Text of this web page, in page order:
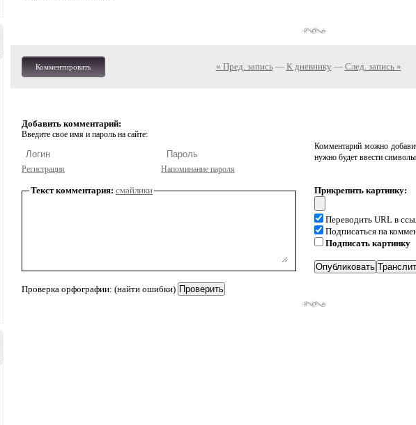
Комментировать « Пред. запись— К дневнику — След. запись »
Добавить комментарий:
Введите свое имя и пароль на сайте:
Регистрация Напоминание пароля
Комментарий можно
нужно будет ввести
Текст комментария: смайлики
Проверка орфографии: (найти ошибки)
Прикрепить картинку:
Переводить URL в
Подписаться на
Подписать картинку